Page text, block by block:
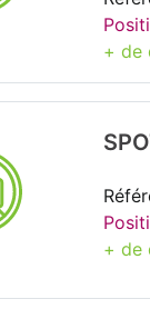
+ de
+ de